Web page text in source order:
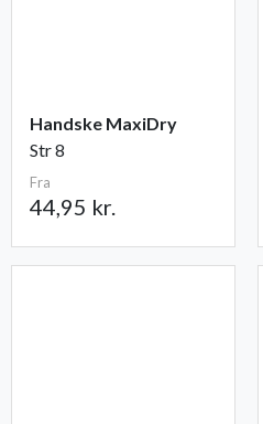
Handske MaxiDry
Str 8
Fra
44,95 kr.